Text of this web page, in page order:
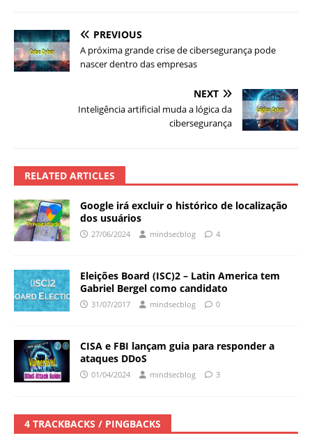
PREVIOUS
A próxima grande crise de cibersegurança pode
nascer dentro das empresas
NEXT
Inteligência artificial muda a lógica da
cibersegurança
RELATED ARTICLES
Google irá excluir o histórico de localização
dos usuários
27/06/2024 mindsecblog 4
Eleições Board (ISC)2 – Latin America tem
Gabriel Bergel como candidato
31/07/2017 mindsecblog 0
CISA e FBI lançam guia para responder a
ataques DDoS
01/04/2024 mindsecblog 3
4 TRACKBACKS / PINGBACKS